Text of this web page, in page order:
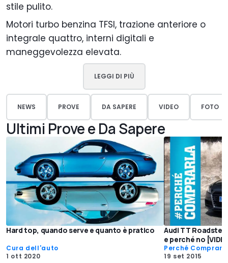
stile pulito.
Motori turbo benzina TFSI, trazione anteriore o
integrale quattro, interni digitali e
maneggevolezza elevata.
LEGGI DI PIÙ
NEWS PROVE DA SAPERE VIDEO FOTO
Ultimi Prove e Da Sapere
Hard top, quando serve e quanto è pratico
Cura dell'auto
1 ott 2020
Audi TT
e perché no
Perché
19 set 2015